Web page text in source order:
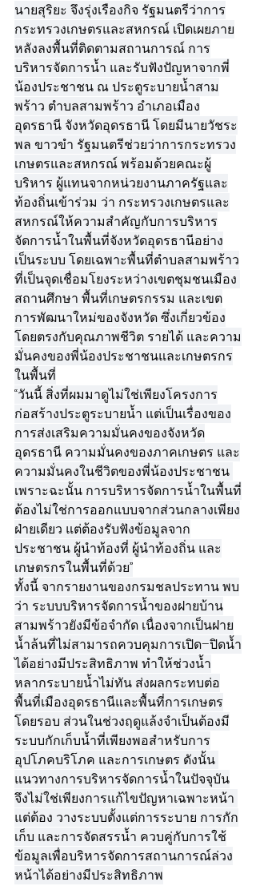
นายสุริยะ จึงรุ่งเรืองกิจ รัฐมนตรีว่าการ
กระทรวงเกษตรและสหกรณ์ เปิดเผยภาย
หลังลงพื้นที่ติดตามสถานการณ์ การ
บริหารจัดการน้ำ และรับฟังปัญหาจากพี่
น้องประชาชน ณ ประตูระบายน้ำสาม
พร้าว ตำบลสามพร้าว อำเภอเมือง
อุดรธานี จังหวัดอุดรธานี โดยมีนายวัชระ
พล ขาวขำ รัฐมนตรีช่วยว่าการกระทรวง
เกษตรและสหกรณ์ พร้อมด้วยคณะผู้
บริหาร ผู้แทนจากหน่วยงานภาครัฐและ
ท้องถิ่นเข้าร่วม ว่า กระทรวงเกษตรและ
สหกรณ์ให้ความสำคัญกับการบริหาร
จัดการน้ำในพื้นที่จังหวัดอุดรธานีอย่าง
เป็นระบบ โดยเฉพาะพื้นที่ตำบลสามพร้าว
ที่เป็นจุดเชื่อมโยงระหว่างเขตชุมชนเมือง
สถานศึกษา พื้นที่เกษตรกรรม และเขต
การพัฒนาใหม่ของจังหวัด ซึ่งเกี่ยวข้อง
โดยตรงกับคุณภาพชีวิต รายได้ และความ
มั่นคงของพี่น้องประชาชนและเกษตรกร
ในพื้นที่
“วันนี้ สิ่งที่ผมมาดูไม่ใช่เพียงโครงการ
ก่อสร้างประตูระบายน้ำ แต่เป็นเรื่องของ
การส่งเสริมความมั่นคงของจังหวัด
อุดรธานี ความมั่นคงของภาคเกษตร และ
ความมั่นคงในชีวิตของพี่น้องประชาชน
เพราะฉะนั้น การบริหารจัดการน้ำในพื้นที่
ต้องไม่ใช่การออกแบบจากส่วนกลางเพียง
ฝ่ายเดียว แต่ต้องรับฟังข้อมูลจาก
ประชาชน ผู้นำท้องที่ ผู้นำท้องถิ่น และ
เกษตรกรในพื้นที่ด้วย”
ทั้งนี้ จากรายงานของกรมชลประทาน พบ
ว่า ระบบบริหารจัดการน้ำของฝายบ้าน
สามพร้าวยังมีข้อจำกัด เนื่องจากเป็นฝาย
น้ำล้นที่ไม่สามารถควบคุมการเปิด–ปิดน้ำ
ได้อย่างมีประสิทธิภาพ ทำให้ช่วงน้ำ
หลากระบายน้ำไม่ทัน ส่งผลกระทบต่อ
พื้นที่เมืองอุดรธานีและพื้นที่การเกษตร
โดยรอบ ส่วนในช่วงฤดูแล้งจำเป็นต้องมี
ระบบกักเก็บน้ำที่เพียงพอสำหรับการ
อุปโภคบริโภค และการเกษตร ดังนั้น
แนวทางการบริหารจัดการน้ำในปัจจุบัน
จึงไม่ใช่เพียงการแก้ไขปัญหาเฉพาะหน้า
แต่ต้อง วางระบบตั้งแต่การระบาย การกัก
เก็บ และการจัดสรรน้ำ ควบคู่กับการใช้
ข้อมูลเพื่อบริหารจัดการสถานการณ์ล่วง
หน้าได้อย่างมีประสิทธิภาพ